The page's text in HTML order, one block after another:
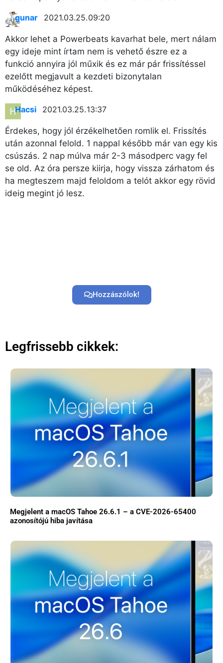
gunar 2021.03.25. 09:20
Akkor lehet a Powerbeats kavarhat bele, mert nálam
egy ideje mint írtam nem is vehető észre ez a
funkció annyira jól műxik és ez már pár frissítéssel
ezelőtt megjavult a kezdeti bizonytalan
működéséhez képest.
Hacsi 2021.03.25. 13:37
Érdekes, hogy jól érzékelhetően romlik el. Frissítés
után azonnal felold. 1 nappal később már van egy kis
csúszás. 2 nap múlva már 2-3 másodperc vagy fel
se old. Az óra persze kiirja, hogy vissza zárhatom és
ha megteszem majd feloldom a telót akkor egy rövid
ideig megint jó lesz.
Hozzászólok!
Legfrissebb cikkek:
Megjelent a macOS Tahoe 26.6.1 – a CVE-2026-65400
azonosítójú hiba javítása